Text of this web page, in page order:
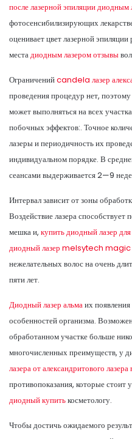
после лазерной эпиляции диодным
фотосенсибилизирующих
оценивает цвет лазерной
местадиодным лазером отзывы
Ограниченийcandela лазер
проведения процедур нет,
может выполняться на всех
побочных эффектов:. Точное
лазеры и периодичность их
индивидуальном порядке. В
сеансами выдерживается 2—9
Интервал зависит от зоны
Воздействие лазера
мешка и, купить диодный лазер
диодный лазер melsytech
нежелательных волос на очень
пяти лет.
Диодный лазер альмаих
особенностей организма.
обработанном участке больше
многочисленных преимуществ, у
лазера от александритового
противопоказания, которые стоит
диодный купитькосметологу.
Чтобы достичь ожидаемого